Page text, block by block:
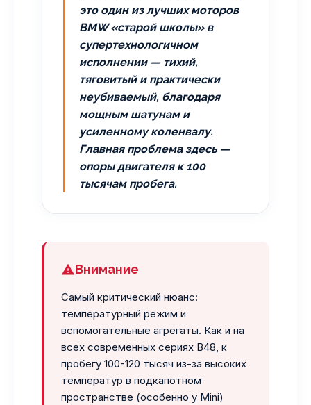
это один из лучших моторов
BMW «старой школы» в
супертехнологичном
исполнении — тихий,
тяговитый и практически
неубиваемый, благодаря
мощным шатунам и
усиленному коленвалу.
Главная проблема здесь —
опоры двигателя к 100
тысячам пробега.
Внимание
Самый критический нюанс:
температурный режим и
вспомогательные агрегаты. Как и на
всех современных сериях B48, к
пробегу 100-120 тысяч из-за высоких
температур в подкапотном
пространстве (особенно у Mini)